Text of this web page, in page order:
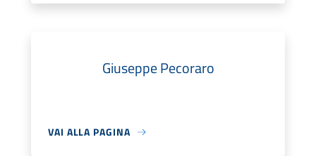
Giuseppe Pecoraro
VAI ALLA PAGINA